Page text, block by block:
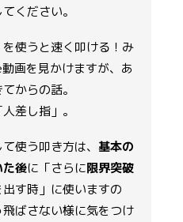
ください。
使うと速く叩ける！み
画を見かけますが、あ
からの話。
差し指」。
使う叩き方は、 基本の
後に「さらに限界突破
出す時」に使いますの
ばさない様に気をつけ